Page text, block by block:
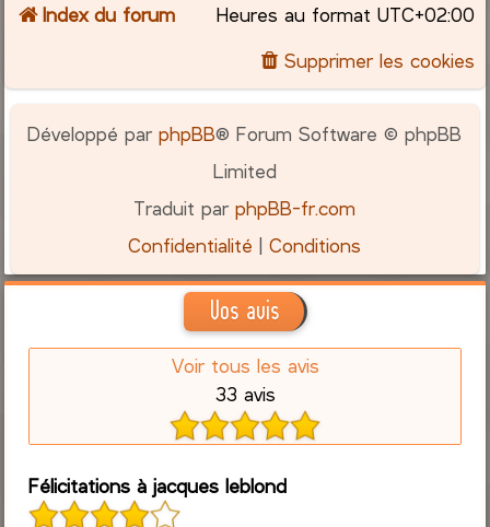
Index du forum Heures au format UTC+02:00
Supprimer les cookies
Développé parphpBB® Forum Software © phpBB
Limited
Traduit parphpBB-fr.com
Confidentialité |Conditions
Vos avis
Voir tous les avis
33 avis
Félicitations à jacques leblond